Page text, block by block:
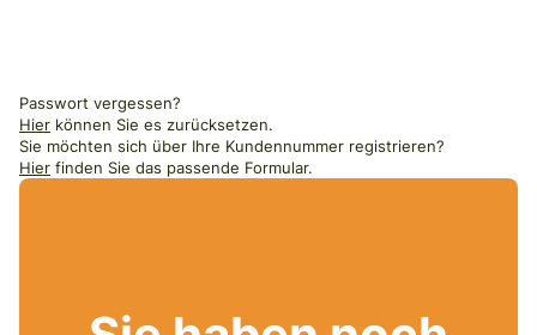
Passwort vergessen?
Hier können Sie es zurücksetzen.
Sie möchten sich über Ihre Kundennummer registrieren?
Hier finden Sie das passende Formular.